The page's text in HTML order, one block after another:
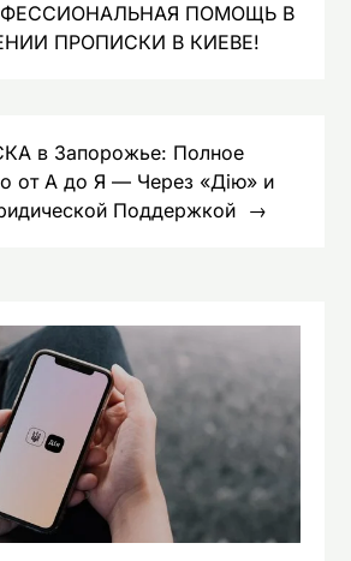
ПОМОЩЬ В
ПРОПИСКИ В КИЕВЕ!
в Запорожье: Полное
от А до Я — Через «Дію» и
Поддержкой